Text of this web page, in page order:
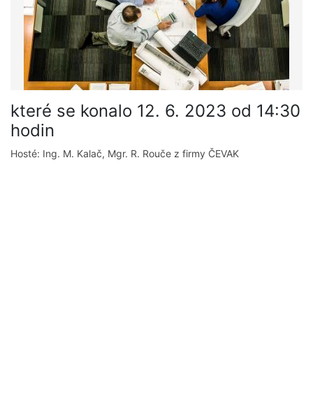
které se konalo 12. 6. 2023 od 14:30
hodin
Hosté: Ing. M. Kalač, Mgr. R. Rouče z firmy ČEVAK